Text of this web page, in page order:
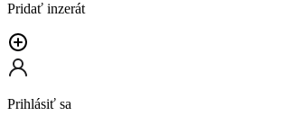
Pridať inzerát
Prihlásiť sa